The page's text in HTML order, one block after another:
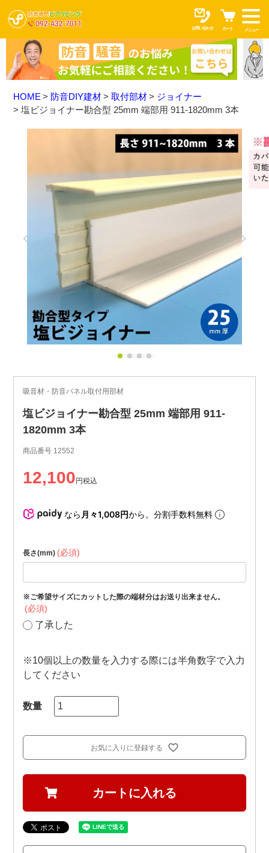
お問い合わせ カート メニュー
HOME 防音DIY建材 取付部材
ジョイナー
塩ビジョイナー勘合型 25mm 端部用 911-1820mm 3本
吸音材・防音パネル取付用部材
塩ビジョイナー勘合型 25mm 端部用 911-
1820mm 3本
商品番号 12552
12,100 税込
なら 月々1,008円から。分割手数料無料
長さ(mm) (必須)
※ご希望サイズにカットした際の端材分はお送り出来ません。
(必須)
了承した
※10個以上の数量を入力する際には半角数字で入力
してください
お気に入りに登録する
カートに入れる